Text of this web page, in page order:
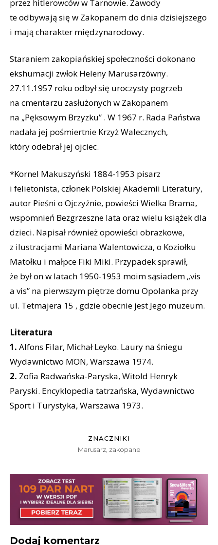
przez hitlerowców w Tarnowie. Zawody
te odbywają się w Zakopanem do dnia dzisiejszego
i mają charakter międzynarodowy.
Staraniem zakopiańskiej społeczności dokonano
ekshumacji zwłok Heleny Marusarzówny.
27.11.1957 roku odbył się uroczysty pogrzeb
na cmentarzu zasłużonych w Zakopanem
na „Pęksowym Brzyzku” . W 1967 r. Rada Państwa
nadała jej pośmiertnie Krzyż Walecznych,
który odebrał jej ojciec.
*Kornel Makuszyński 1884-1953 pisarz
i felietonista, członek Polskiej Akademii Literatury,
autor Pieśni o Ojczyźnie, powieści Wielka Brama,
wspomnień Bezgrzeszne lata oraz wielu książek dla
dzieci. Napisał również opowieści obrazkowe,
z ilustracjami Mariana Walentowicza, o Koziołku
Matołku i małpce Fiki Miki. Przypadek sprawił,
że był on w latach 1950-1953 moim sąsiadem „vis
a vis” na pierwszym piętrze domu Opolanka przy
ul. Tetmajera 15 , gdzie obecnie jest Jego muzeum.
Literatura
1. Alfons Filar, Michał Leyko. Laury na śniegu
Wydawnictwo MON, Warszawa 1974.
2. Zofia Radwańska-Paryska, Witold Henryk
Paryski. Encyklopedia tatrzańska, Wydawnictwo
Sport i Turystyka, Warszawa 1973.
ZNACZNIKI
Marusarz, zakopane
Dodaj komentarz